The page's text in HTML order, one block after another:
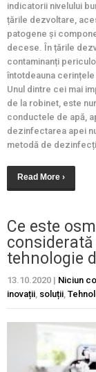
indicatorii nivelului
țările dezvoltare,
patogene și
decese. În țările
contaminanți
întotdeauna
Unul dintre cei mai
de la robinet, este
conductele de apă,
dezinfectarea apei
metodă de
Read More ›
Ce este
tehnologie
13.10.2020 | Niciun
inovații, soluții,